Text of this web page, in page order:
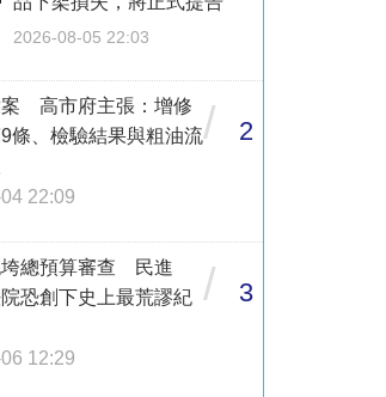
2026-08-05 22:03
案 高市府主張：增修
條、檢驗結果與粗油流
22:09
/ 2
垮總預算審查 民進
恐創下史上最荒謬紀
12:29
/ 3